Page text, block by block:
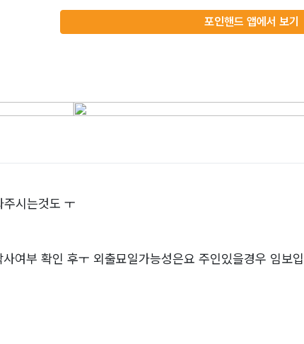
포인핸드 앱에서 보기
시는것도 ㅜ
여부 확인 후ㅜ 외출묘일가능성은요 주인있을경우 임보